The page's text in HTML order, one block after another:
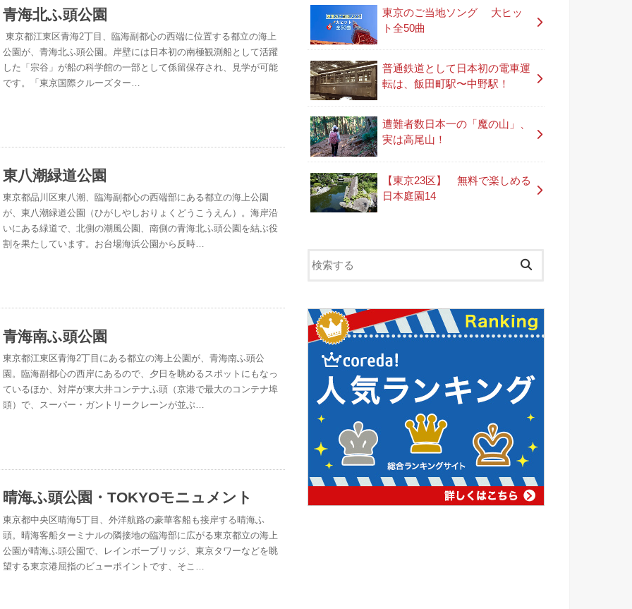
青海北ふ頭公園
東京都江東区青海2丁目、臨海副都心の西端に位置する都立の海上
公園が、青海北ふ頭公園。岸壁には日本初の南極観測船として活躍
した「宗谷」が船の科学館の一部として係留保存され、見学が可能
です。「東京国際クルーズター…
東八潮緑道公園
東京都品川区東八潮、臨海副都心の西端部にある都立の海上公園
が、東八潮緑道公園（ひがしやしおりょくどうこうえん）。海岸沿
いにある緑道で、北側の潮風公園、南側の青海北ふ頭公園を結ぶ役
割を果たしています。お台場海浜公園から反時…
青海南ふ頭公園
東京都江東区青海2丁目にある都立の海上公園が、青海南ふ頭公
園。臨海副都心の西岸にあるので、夕日を眺めるスポットにもなっ
ているほか、対岸が東大井コンテナふ頭（京港で最大のコンテナ埠
頭）で、スーパー・ガントリークレーンが並ぶ…
晴海ふ頭公園・TOKYOモニュメント
東京都中央区晴海5丁目、外洋航路の豪華客船も接岸する晴海ふ
頭。晴海客船ターミナルの隣接地の臨海部に広がる東京都立の海上
公園が晴海ふ頭公園で、レインボーブリッジ、東京タワーなどを眺
望する東京港屈指のビューポイントです、そこ…
東京のご当地ソング 大ヒッ
ト全50曲
普通鉄道として日本初の電車運
転は、飯田町駅〜中野駅！
遭難者数日本一の「魔の山」、
実は高尾山！
【東京23区】 無料で楽しめる
日本庭園14